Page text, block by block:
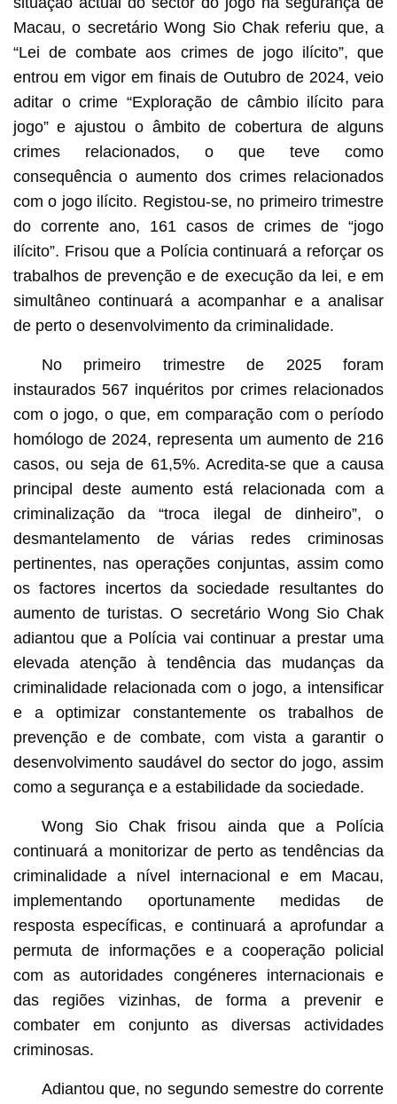
Macau, o secretário Wong Sio Chak referiu que, a
“Lei de combate aos crimes de jogo ilícito”, que
entrou em vigor em finais de Outubro de 2024, veio
aditar o crime “Exploração de câmbio ilícito para
jogo” e ajustou o âmbito de cobertura de alguns
crimes relacionados, o que teve como
consequência o aumento dos crimes relacionados
com o jogo ilícito. Registou-se, no primeiro trimestre
do corrente ano, 161 casos de crimes de “jogo
ilícito”. Frisou que a Polícia continuará a reforçar os
trabalhos de prevenção e de execução da lei, e em
simultâneo continuará a acompanhar e a analisar
de perto o desenvolvimento da criminalidade.
No primeiro trimestre de 2025 foram
instaurados 567 inquéritos por crimes relacionados
com o jogo, o que, em comparação com o período
homólogo de 2024, representa um aumento de 216
casos, ou seja de 61,5%. Acredita-se que a causa
principal deste aumento está relacionada com a
criminalização da “troca ilegal de dinheiro”, o
desmantelamento de várias redes criminosas
pertinentes, nas operações conjuntas, assim como
os factores incertos da sociedade resultantes do
aumento de turistas. O secretário Wong Sio Chak
adiantou que a Polícia vai continuar a prestar uma
elevada atenção à tendência das mudanças da
criminalidade relacionada com o jogo, a intensificar
e a optimizar constantemente os trabalhos de
prevenção e de combate, com vista a garantir o
desenvolvimento saudável do sector do jogo, assim
como a segurança e a estabilidade da sociedade.
Wong Sio Chak frisou ainda que a Polícia
continuará a monitorizar de perto as tendências da
criminalidade a nível internacional e em Macau,
implementando oportunamente medidas de
resposta específicas, e continuará a aprofundar a
permuta de informações e a cooperação policial
com as autoridades congéneres internacionais e
das regiões vizinhas, de forma a prevenir e
combater em conjunto as diversas actividades
criminosas.
Adiantou que, no segundo semestre do corrente